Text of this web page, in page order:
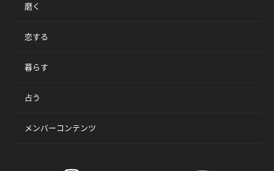
磨く
恋する
暮らす
占う
メンバーコンテンツ